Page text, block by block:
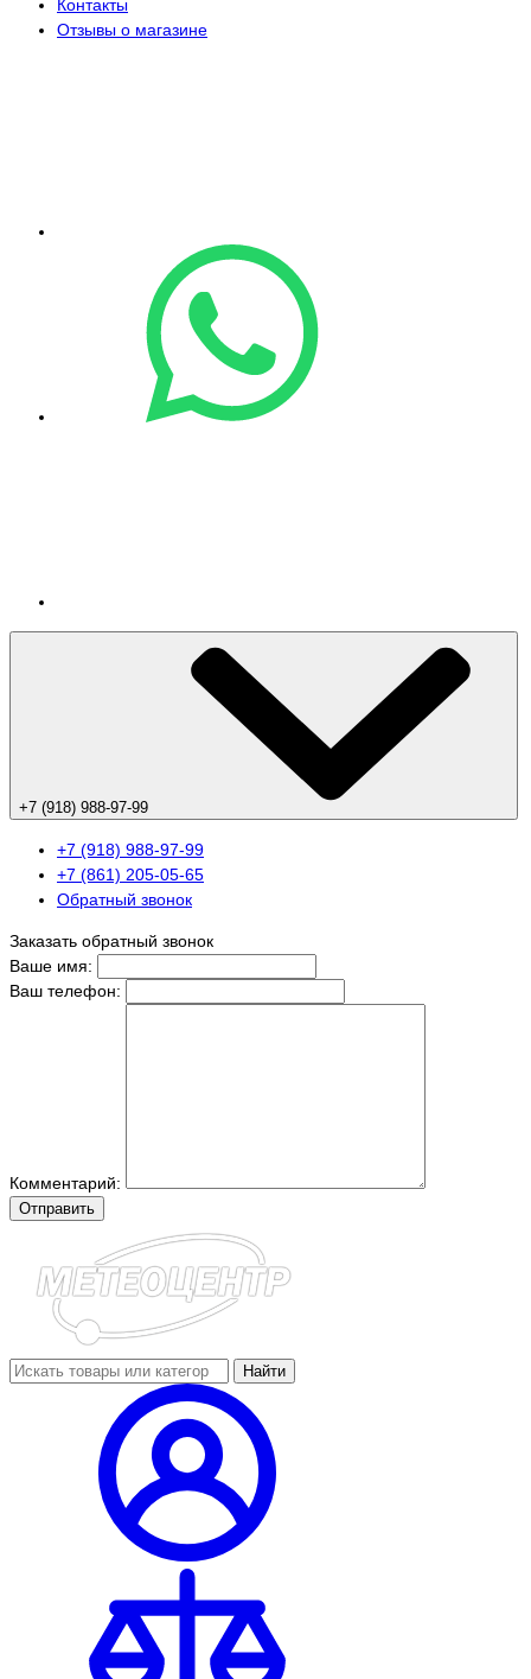
Контакты
Отзывы о магазине
+7 (918) 988-97-99
+7 (918) 988-97-99
+7 (861) 205-05-65
Обратный звонок
Заказать обратный звонок
Ваше имя:
Ваш телефон:
Комментарий:
Отправить
Найти